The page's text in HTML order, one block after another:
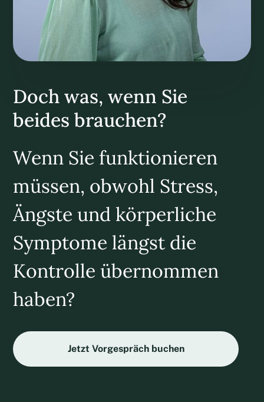
Doch was, wenn Sie
beides brauchen?
Wenn Sie funktionieren
müssen, obwohl Stress,
Ängste und körperliche
Symptome längst die
Kontrolle übernommen
haben?
Jetzt Vorgespräch buchen